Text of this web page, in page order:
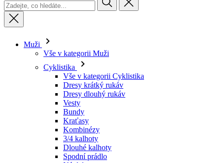
Muži
Vše v kategorii Muži
Dresy dlouhý rukáv
Vesty
Bundy
Kraťasy
Kombinézy
3/4 kalhoty
Dlouhé kalhoty
Spodní prádlo
Návleky
Čepice
Rukavice
Ponožky
Doplňky